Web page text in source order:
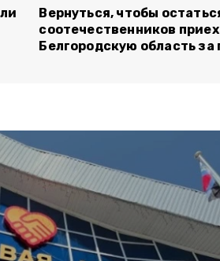
Вернуться, чтобы
соотечественников
Белгородскую область за